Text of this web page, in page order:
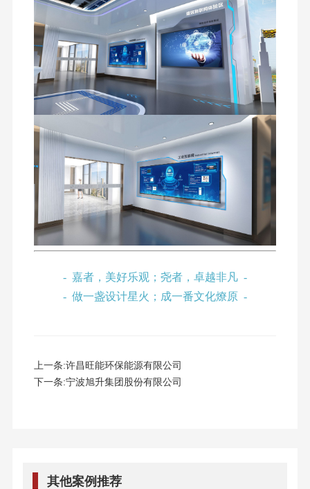
- 嘉者，美好乐观；尧者，卓越非凡 -
- 做一盏设计星火；成一番文化燎原 -
上一条:许昌旺能环保能源有限公司
下一条:宁波旭升集团股份有限公司
其他案例推荐